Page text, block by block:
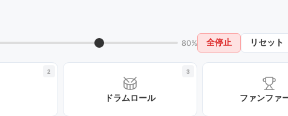
80% 全停止 リセット
2
ドラムロール
3
ファンファ